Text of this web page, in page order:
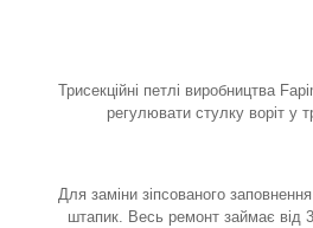
Трисекційні петлі виробництва
регулювати стулку воріт у
Для заміни зіпсованого
штапик. Весь ремонт займає від